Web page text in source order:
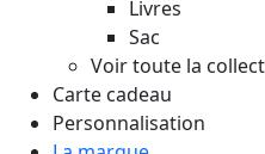
Livres
Sac
Voir toute la
Carte cadeau
Personnalisation